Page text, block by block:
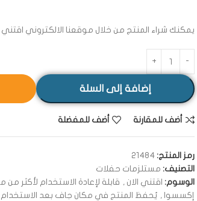
يمكنك شراء المنتج من خلال موقعنا الالكتروني اقتني
إضافة إلى السلة
أضف للمقارنة أضف للمفضلة
رمز المنتج: 21484
التصنيف: مستلزمات حفلات
الوسوم: اقتني الان , قابلة لإعادة الاستخدام لأكثر من
إكسسوا , يُحفظ المنتج في مكان جاف بعد الاستخدام